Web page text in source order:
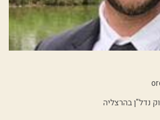
נדל"ן בהרצליה